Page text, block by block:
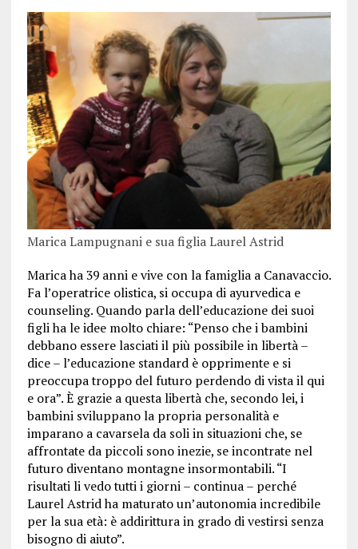
Marica Lampugnani e sua figlia Laurel Astrid
Marica ha 39 anni e vive con la famiglia a Canavaccio.
Fa l’operatrice olistica, si occupa di ayurvedica e
counseling. Quando parla dell’educazione dei suoi
figli ha le idee molto chiare: “Penso che i bambini
debbano essere lasciati il più possibile in libertà –
dice – l’educazione standard è opprimente e si
preoccupa troppo del futuro perdendo di vista il qui
e ora”. È grazie a questa libertà che, secondo lei, i
bambini sviluppano la propria personalità e
imparano a cavarsela da soli in situazioni che, se
affrontate da piccoli sono inezie, se incontrate nel
futuro diventano montagne insormontabili. “I
risultati li vedo tutti i giorni – continua – perché
Laurel Astrid ha maturato un’autonomia incredibile
per la sua età: è addirittura in grado di vestirsi senza
bisogno di aiuto”.